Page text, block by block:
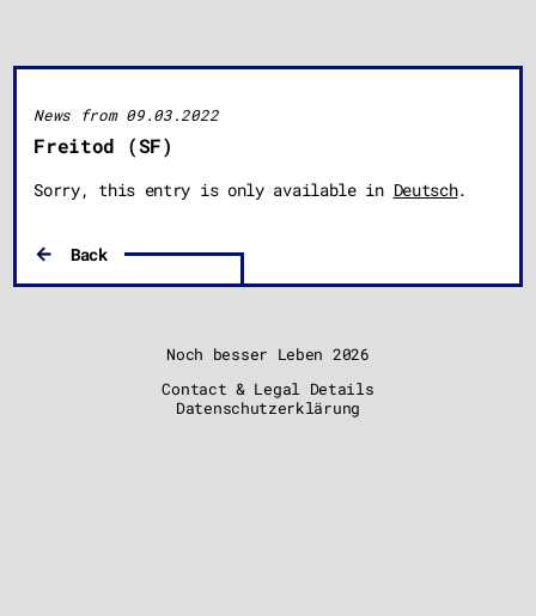
News from 09.03.2022
Freitod (SF)
Sorry, this entry is only available in Deutsch.
Back
Noch besser Leben 2026
Contact & Legal Details
Datenschutzerklärung